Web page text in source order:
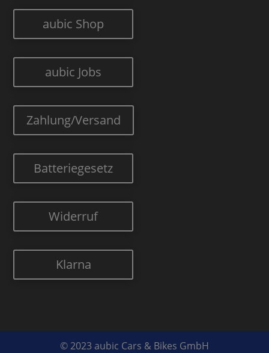
aubic Shop
aubic Jobs
Zahlung/Versand
Batteriegesetz
Widerruf
Klarna
© 2023 aubic Cars & Bikes GmbH